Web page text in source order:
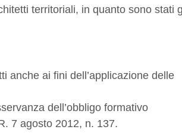
territoriali, in quanto sono stati
anche ai fini dell’applicazione delle
dell’obbligo formativo
7 agosto 2012, n. 137.